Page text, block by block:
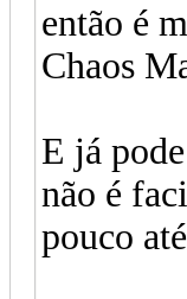
então é
Chaos
E já
não é
pouco